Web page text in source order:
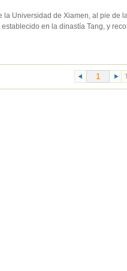
la Universidad de Xiamen, al pie de
en la dinastía Tang, y